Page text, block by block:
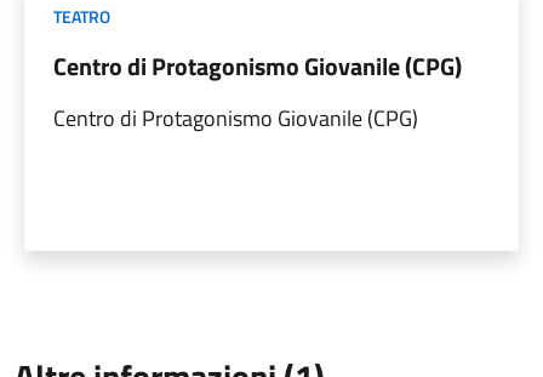
TEATRO
Centro di Protagonismo Giovanile (CPG)
Centro di Protagonismo Giovanile (CPG)